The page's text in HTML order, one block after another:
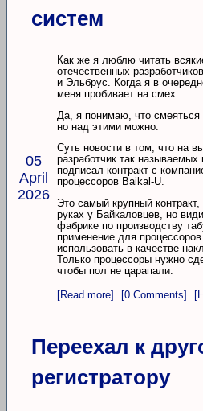
систем
05
April
2026
Как же я люблю читать
отечественных
и Эльбрус. Когда я в
меня пробивает на смех.
Да, я понимаю, что смеяться
но над этими можно.
Суть новости в том, что на
разработчик так
подписал контракт с
процессоров Baikal-U.
Это самый крупный
руках у Байкаловцев, но
фабрике по производству
применение для
использовать в качестве
Только процессоры нужно
чтобы пол не царапали.
[Read more]
[0 Comments]
Переехал к
регистратору